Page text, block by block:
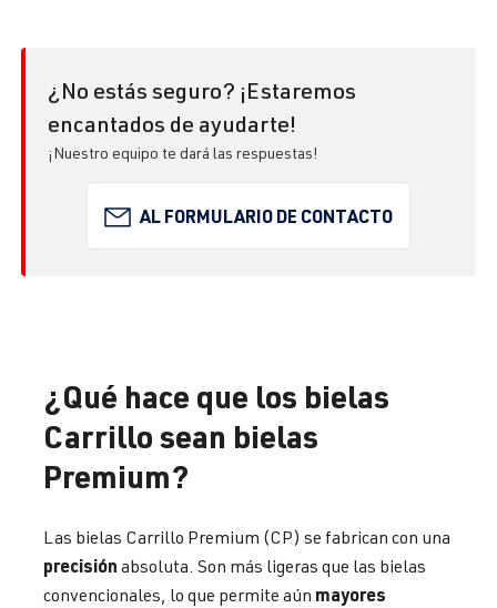
¿No estás seguro? ¡Estaremos
encantados de ayudarte!
¡Nuestro equipo te dará las respuestas!
AL FORMULARIO DE CONTACTO
¿Qué hace que los bielas
Carrillo sean bielas
Premium?
Las bielas Carrillo Premium (CP) se fabrican con una
precisión absoluta. Son más ligeras que las bielas
convencionales, lo que permite aún mayores